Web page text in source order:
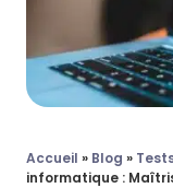
Accueil » Blog »
informatique :